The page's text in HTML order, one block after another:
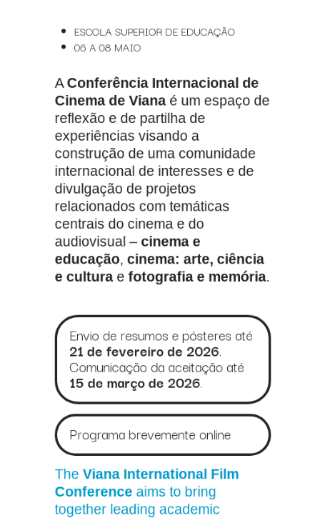
ESCOLA SUPERIOR DE EDUCAÇÃO
06 A 08 MAIO
AConferência Internacional de
Cinema de Vianaé um espaço de
reflexão e de partilha de
experiências visando a
construção de uma comunidade
internacional de interesses e de
divulgação de projetos
relacionados com temáticas
centrais do cinema e do
audiovisual – cinema e
educação, cinema: arte, ciência
e culturaefotografia e memória.
Envio de resumos e pósteres até
21 de fevereiro de 2026.
Comunicação da aceitação até
15 de março de 2026.
Programa brevemente online
The Viana International Film
Conference aims to bring
together leading academic